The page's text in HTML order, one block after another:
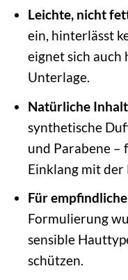
Leichte, nicht
ein, hinterlässt
eignet sich auch
Unterlage.
Natürliche
synthetische
und Parabene –
Einklang mit
Für
Formulierung
sensible
schützen.